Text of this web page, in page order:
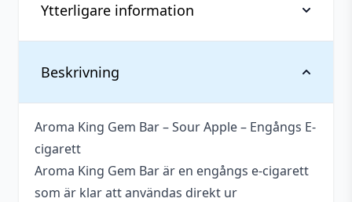
Beskrivning
Aroma King Gem Bar – Sour Apple – Engångs E-
cigarett
Aroma King Gem Bar är en engångs e-cigarett
som är klar att användas direkt ur
Ytterligare information
Vikt
Antal
1 st
Blandning
50VG / 50PG
Innehåller
cooling
Okänt